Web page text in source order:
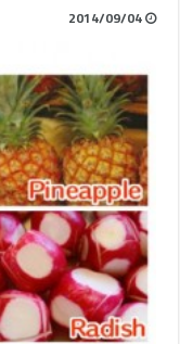
2014/09/04